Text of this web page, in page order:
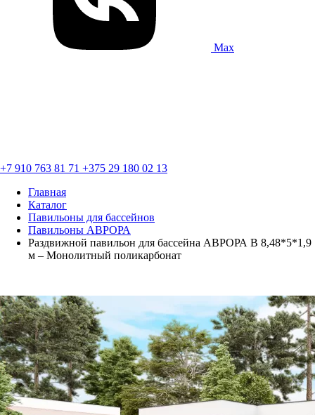
Max
+7 910 763 81 71 +375 29 180 02 13
Главная
Каталог
Павильоны для бассейнов
Павильоны АВРОРА
Раздвижной павильон для бассейна АВРОРА В 8,48*5*1,9
м – Монолитный поликарбонат